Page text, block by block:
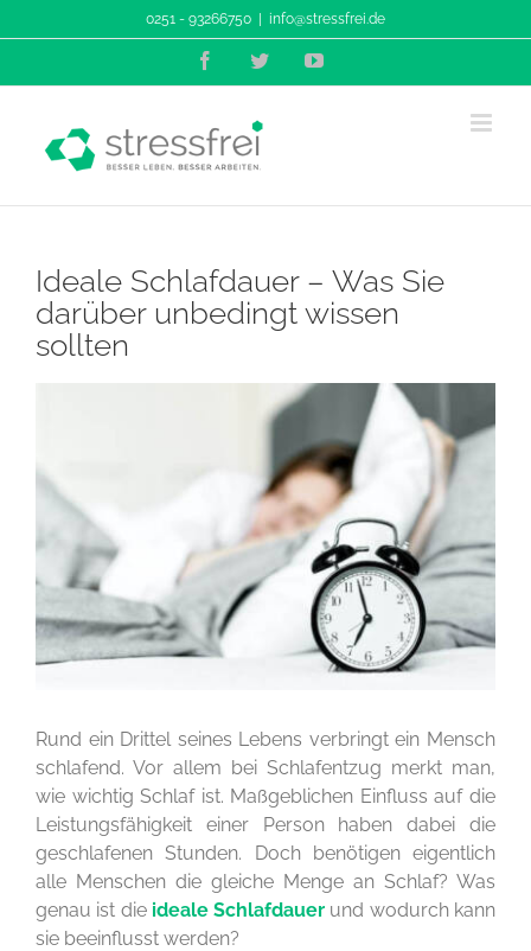
Inhalt
0251 - 93266750 info@stressfrei.de
FacebookTwitterYouTube
Ideale Schlafdauer – Was Sie
darüber unbedingt wissen
sollten
Rund ein Drittel seines Lebens verbringt ein Mensch
schlafend. Vor allem bei Schlafentzug merkt man,
wie wichtig Schlaf ist. Maßgeblichen Einfluss auf die
Leistungsfähigkeit einer Person haben dabei die
geschlafenen Stunden. Doch benötigen eigentlich
alle Menschen die gleiche Menge an Schlaf? Was
genau ist die ideale Schlafdauer und wodurch kann
sie beeinflusst werden?